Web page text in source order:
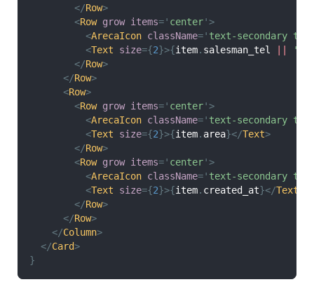
</Row>
<Row grow items=' center'>
<ArecaIcon className=' text-secondary
<Text size={2}>{item. salesman_tel '-'
</Row>
</Row>
<Row>
<Row grow items=' center'>
<ArecaIcon className=' text-secondary
<Text size={2}>{item. area}</Text>
</Row>
<Row grow items=' center'>
<ArecaIcon className=' text-secondary
<Text size={2}>{item. created_at}</Text
</Row>
</Row>
</Column>
</Card>
}